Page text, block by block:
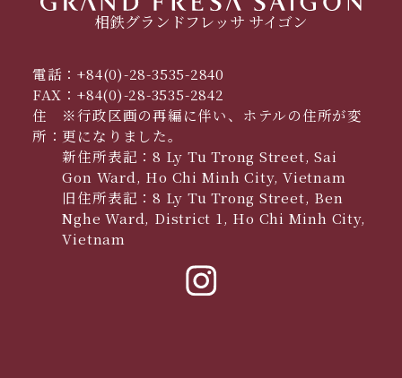
相鉄グランドフレッサ サイゴン
電話：+84(0)-28-3535-2840
FAX： +84(0)-28-3535-2842
住
所：
※行政区画の再編に伴い、ホテルの住所が変
更になりました。
新住所表記：8 Ly Tu Trong Street, Sai
Gon Ward, Ho Chi Minh City, Vietnam
旧住所表記：8 Ly Tu Trong Street, Ben
Nghe Ward, District 1, Ho Chi Minh City,
Vietnam